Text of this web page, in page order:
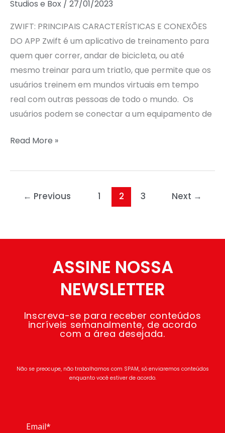
Studios e Box / 27/01/2023
ZWIFT: PRINCIPAIS CARACTERÍSTICAS E CONEXÕES
DO APP Zwift é um aplicativo de treinamento para
quem quer correr, andar de bicicleta, ou até
mesmo treinar para um triatlo, que permite que os
usuários treinem em mundos virtuais em tempo
real com outras pessoas de todo o mundo. Os
usuários podem se conectar a um equipamento de
Read More »
← Previous 1 2 3 Next →
ASSINE NOSSA
NEWSLETTER
Inscreva-se para receber conteúdos
incríveis semanalmente, de acordo
com a área desejada.
Não se preocupe, não trabalhamos com SPAM, só enviaremos conteúdos
enquanto você estiver de acordo.
Email*